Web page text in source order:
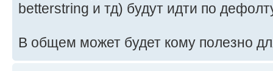
betterstring и тд) будут идти по
В общем может будет кому полезно